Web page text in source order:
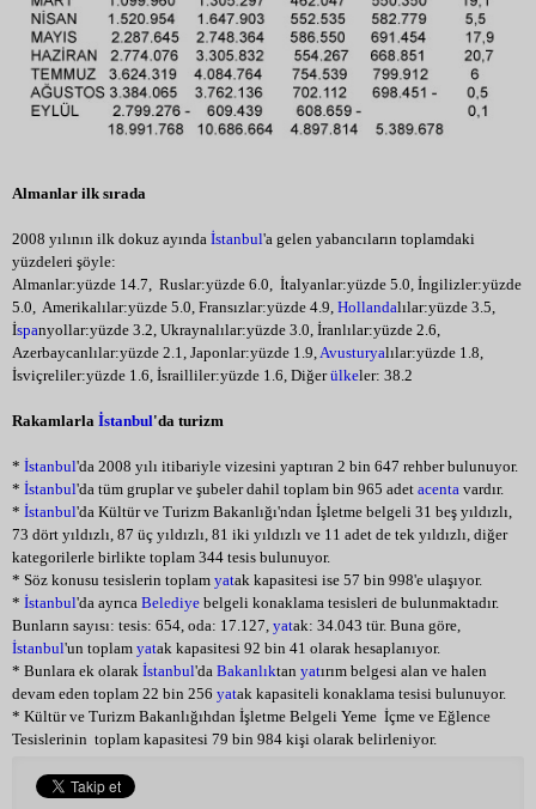
Almanlar ilk sırada
2008 yılının ilk dokuz ayında İstanbul'a gelen yabancıların toplamdaki
yüzdeleri şöyle:
Almanlar:yüzde 14.7, Ruslar:yüzde 6.0, İtalyanlar:yüzde 5.0, İngilizler:yüzde
5.0, Amerikalılar:yüzde 5.0, Fransızlar:yüzde 4.9, Hollandalılar:yüzde 3.5,
İspanyollar:yüzde 3.2, Ukraynalılar:yüzde 3.0, İranlılar:yüzde 2.6,
Azerbaycanlılar:yüzde 2.1, Japonlar:yüzde 1.9,Avusturyalılar:yüzde 1.8,
İsviçreliler:yüzde 1.6, İsrailliler:yüzde 1.6, Diğerülkeler: 38.2
Rakamlarla İstanbul'da turizm
* İstanbul'da 2008 yılı itibariyle vizesini yaptıran 2 bin 647 rehber bulunuyor.
* İstanbul'da tüm gruplar ve şubeler dahil toplam bin 965 adet acenta vardır.
* İstanbul'da Kültür ve Turizm Bakanlığı'ndan İşletme belgeli 31 beş yıldızlı,
73 dört yıldızlı, 87 üç yıldızlı, 81 iki yıldızlı ve 11 adet de tek yıldızlı, diğer
kategorilerle birlikte toplam 344 tesis bulunuyor.
* Söz konusu tesislerin toplam yatak kapasitesi ise 57 bin 998'e ulaşıyor.
* İstanbul'da ayrıca Belediye belgeli konaklama tesisleri de bulunmaktadır.
Bunların sayısı: tesis: 654, oda: 17.127, yatak: 34.043 tür. Buna göre,
İstanbul'un toplam yatak kapasitesi 92 bin 41 olarak hesaplanıyor.
* Bunlara ek olarak İstanbul'da Bakanlıktan yatırım belgesi alan ve halen
devam eden toplam 22 bin 256 yatak kapasiteli konaklama tesisi bulunuyor.
* Kültür ve Turizm Bakanlığıhdan İşletme Belgeli Yeme  İçme ve Eğlence
Tesislerinin toplam kapasitesi 79 bin 984 kişi olarak belirleniyor.